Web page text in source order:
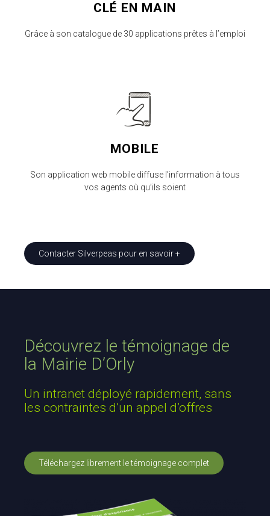
CLÉ EN MAIN
Grâce à son catalogue de 30 applications prêtes à l’emploi
MOBILE
Son application web mobile diffuse l’information à tous
vos agents où qu’ils soient
Contacter Silverpeas pour en savoir +
Découvrez le témoignage de
la Mairie D’Orly
Un intranet déployé rapidement, sans
les contraintes d’un appel d’offres
Téléchargez librement le témoignage complet